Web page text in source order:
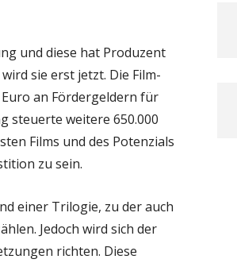
und diese hat Produzent
sie erst jetzt. Die Film-
an Fördergeldern für
steuerte weitere 650.000
Films und des Potenzials
zu sein.
einer Trilogie, zu der auch
Jedoch wird sich der
richten. Diese